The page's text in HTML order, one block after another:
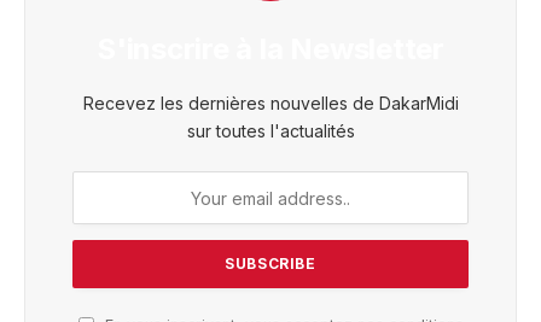
Recevez les dernières nouvelles de DakarMidi
sur toutes l'actualités